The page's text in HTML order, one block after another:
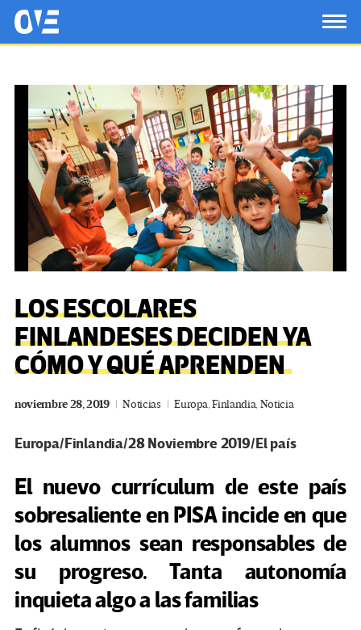
Saltar al contenido principal
OtrasVocesenEducacion.org
LOS ESCOLARES
FINLANDESES DECIDEN YA
CÓMO Y QUÉ APRENDEN
noviembre 28, 2019 Noticias Europa,Finlandia,Noticia
Europa/Finlandia/28 Noviembre 2019/El país
El nuevo currículum de este país
sobresaliente en PISA incide en que
los alumnos sean responsables de
su progreso. Tanta autonomía
inquieta algo a las familias